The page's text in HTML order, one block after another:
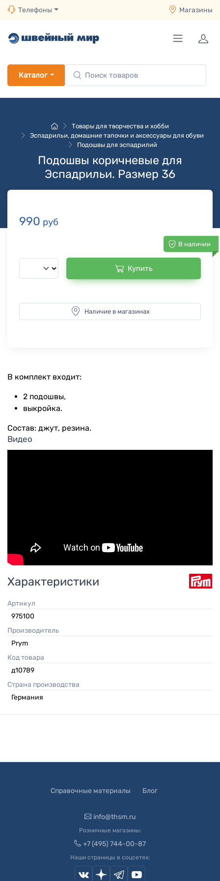
Телефоны Магазины
Каталог
Товары для творчества и хобби
Эспадрильи, домашние тапочки и аксессуары для обуви
Подошвы для эспадрилий
Подошвы коричневые для
Эспадрильи. Размер 36
990 руб
В наличии
Купить
Наличие в магазинах
В комплект входит:
2 подошвы,
выкройка.
Состав: джут, резина.
Видео
Характеристики
Артикул
975100
Производитель
Prym
Код товара
д10789
Страна производства
Германия
Справочные материалы Блог
info@thsm.ru
Розничные магазины:
+7 (495) 744-00-87
Наши страницы в соцсетях: